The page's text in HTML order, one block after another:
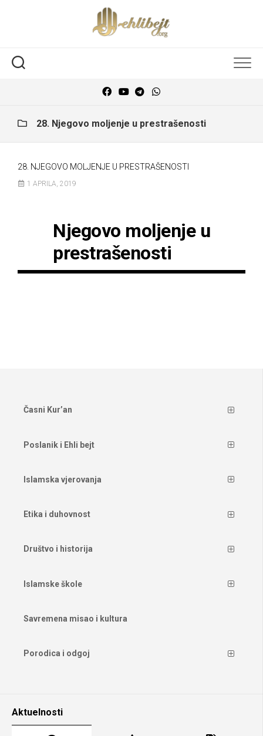
28. Njegovo moljenje u prestrašenosti
28. NJEGOVO MOLJENJE U PRESTRAŠENOSTI
1 APRILA, 2019
Njegovo moljenje u
prestrašenosti
Časni Kur’an
Poslanik i Ehli bejt
Islamska vjerovanja
Etika i duhovnost
Društvo i historija
Islamske škole
Savremena misao i kultura
Porodica i odgoj
Aktuelnosti